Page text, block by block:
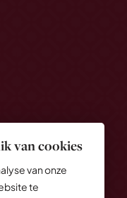
van cookies
van onze
te